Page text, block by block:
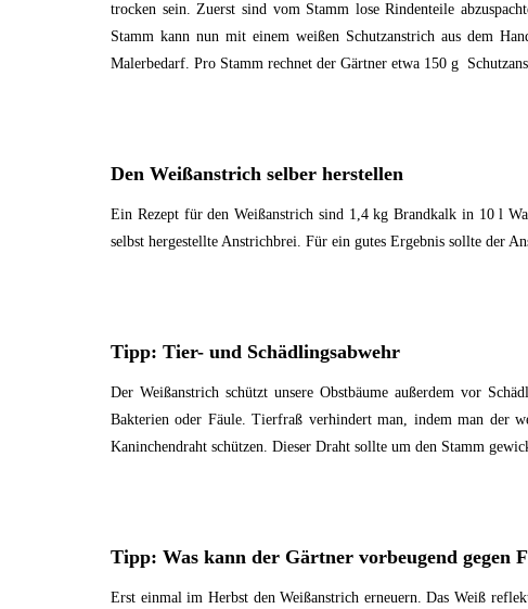
trocken sein. Zuerst sind vom Stamm lose Rindenteile
Stamm kann nun mit einem weißen Schutzanstrich aus dem
Malerbedarf. Pro Stamm rechnet der Gärtner etwa 150 g
Den Weißanstrich selber herstellen
Ein Rezept für den Weißanstrich sind 1,4 kg Brandkalk in 10 l
selbst hergestellte Anstrichbrei. Für ein gutes Ergebnis sollte der
Tipp: Tier- und Schädlingsabwehr
Der Weißanstrich schützt unsere Obstbäume außerdem vor
Bakterien oder Fäule. Tierfraß verhindert man, indem man der
Kaninchendraht schützen. Dieser Draht sollte um den Stamm
Tipp: Was kann der Gärtner vorbeugend gegen
Erst einmal im Herbst den Weißanstrich erneuern. Das Weiß